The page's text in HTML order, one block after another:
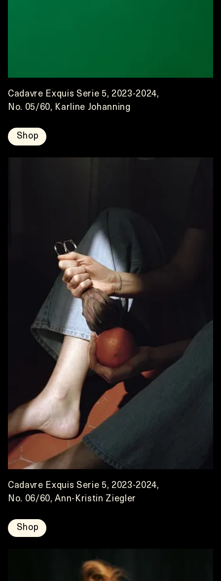
Cadavre Exquis Serie 5, 2023-2024,
No. 05/60, Karline Johanning
Shop
Cadavre Exquis Serie 5, 2023-2024,
No. 06/60, Ann-Kristin Ziegler
Shop